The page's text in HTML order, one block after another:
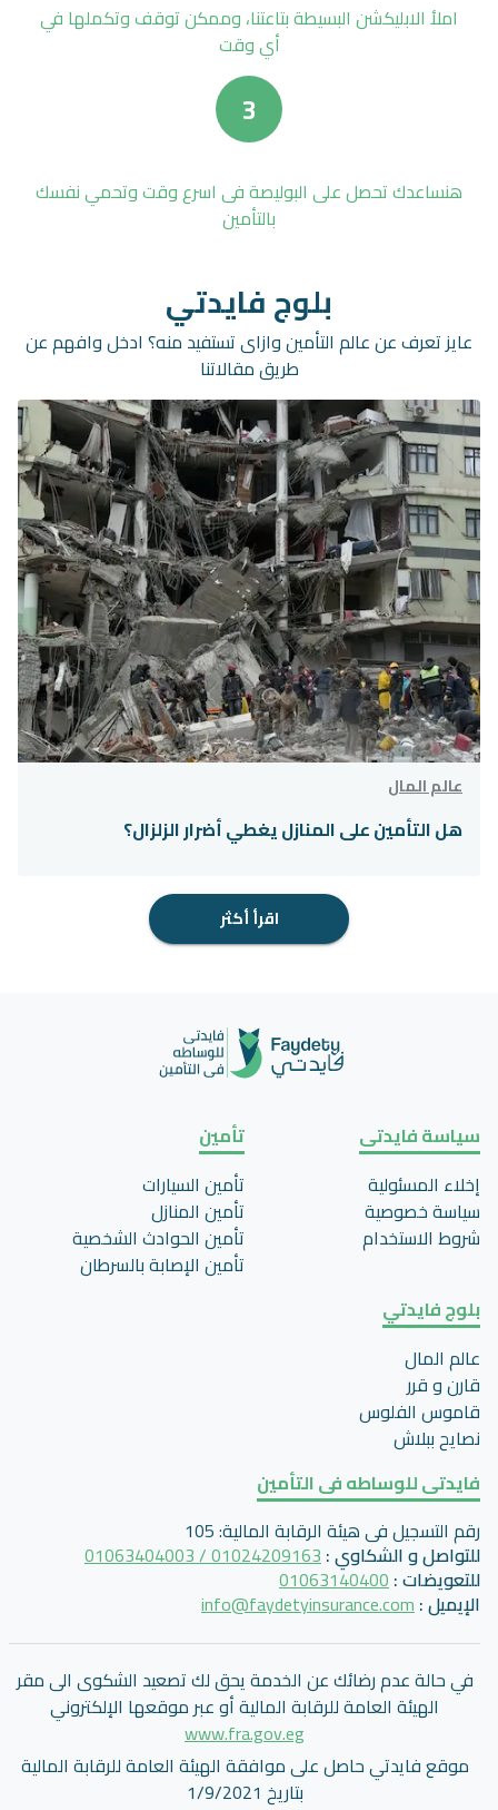
املأ الابليكشن البسيطة بتاعتنا، وممكن توقف وتكملها في
أي وقت
3
هنساعدك تحصل على البوليصة فى اسرع وقت وتحمي نفسك
بالتأمين
بلوج فايدتي
عايز تعرف عن عالم التأمين وازاى تستفيد منه؟ ادخل وافهم عن
طريق مقالاتنا
عالم المال
هل التأمين على المنازل يغطي أضرار الزلزال؟
اقرأ أكثر
سياسة فايدتى
إخلاء المسئولية
سياسة خصوصية
شروط الاستخدام
تأمين
تأمين السيارات
تأمين المنازل
تأمين الحوادث الشخصية
تأمين اﻹصابة بالسرطان
بلوج فايدتي
عالم المال
قارن و قرر
قاموس الفلوس
نصايح ببلاش
فايدتى للوساطه فى التأمين
رقم التسجيل فى هيئة الرقابة المالية:
105
للتواصل و الشكاوي:
01024209163 / 01063404003
للتعويضات:
01063140400
الإيميل:
info@faydetyinsurance.com
في حالة عدم رضائك عن الخدمة يحق لك تصعيد الشكوى الى مقر
الهيئة العامة للرقابة المالية أو عبر موقعها الإلكتروني
www.fra.gov.eg
موقع فايدتي حاصل على موافقة الهيئة العامة للرقابة المالية
بتاريخ 1/9/2021